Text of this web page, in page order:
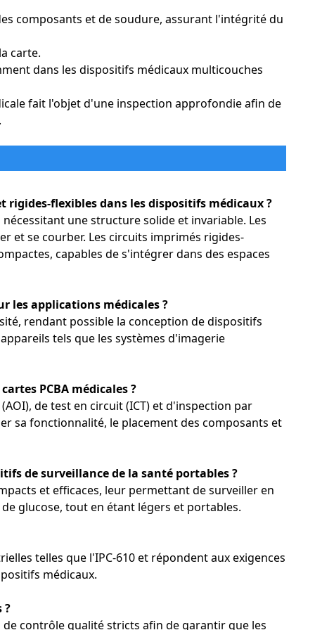
composants et de soudure, assurant l'intégrité du
carte.
dans les dispositifs médicaux multicouches
fait l'objet d'une inspection approfondie afin de
flexibles dans les dispositifs médicaux ?
une structure solide et invariable. Les
et se courber. Les circuits imprimés rigides-
capables de s'intégrer dans des espaces
les applications médicales ?
rendant possible la conception de dispositifs
tels que les systèmes d'imagerie
PCBA médicales ?
de test en circuit (ICT) et d'inspection par
sa fonctionnalité, le placement des composants et
de surveillance de la santé portables ?
et efficaces, leur permettant de surveiller en
glucose, tout en étant légers et portables.
telles que l'IPC-610 et répondent aux exigences
médicaux.
?
contrôle qualité stricts afin de garantir que les
nous favorisons la miniaturisation des appareils
essentiels pour les diagnostics au point de soins.
les appareils portables et capables de fonctionner
et de la régulation de l'oxygène dans les ventilateurs
à perfusion compactes et portables pour les patients
(ITE) et solutions auditives implantables.
assurant une longue durée de vie aux appareils
dans les appareils auditifs pour une communication
et capteurs de pression intraoculaire (PIO).
de données élevés nécessaires à l’imagerie en temps
résister à de longues périodes d'utilisation
une surveillance continue et précise des
appareils de surveillance portables, offrant ainsi un